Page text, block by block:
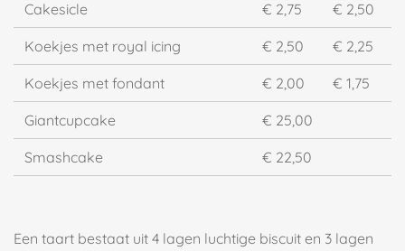
Cakesicle € 2,75 € 2,50
Koekjes met royal icing € 2,50 € 2,25
Koekjes met fondant € 2,00 € 1,75
Giantcupcake € 25,00
Smashcake € 22,50
Een taart bestaat uit 4 lagen luchtige biscuit en 3 lagen